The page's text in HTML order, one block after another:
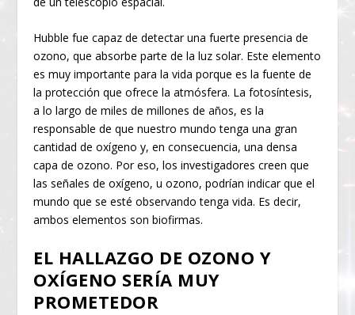
Hubble fue capaz de detectar una fuerte presencia de
ozono, que absorbe parte de la luz solar. Este elemento
es muy importante para la vida porque es la fuente de
la protección que ofrece la atmósfera. La fotosíntesis,
a lo largo de miles de millones de años, es la
responsable de que nuestro mundo tenga una gran
cantidad de oxígeno y, en consecuencia, una densa
capa de ozono. Por eso, los investigadores creen que
las señales de oxígeno, u ozono, podrían indicar que el
mundo que se esté observando tenga vida. Es decir,
ambos elementos son biofirmas.
EL HALLAZGO DE OZONO Y
OXÍGENO SERÍA MUY
PROMETEDOR